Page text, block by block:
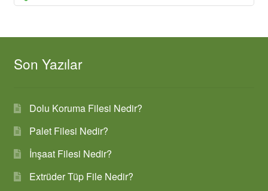
Son Yazılar
Dolu Koruma Filesi Nedir?
Palet Filesi Nedir?
İnşaat Filesi Nedir?
Extrüder Tüp File Nedir?